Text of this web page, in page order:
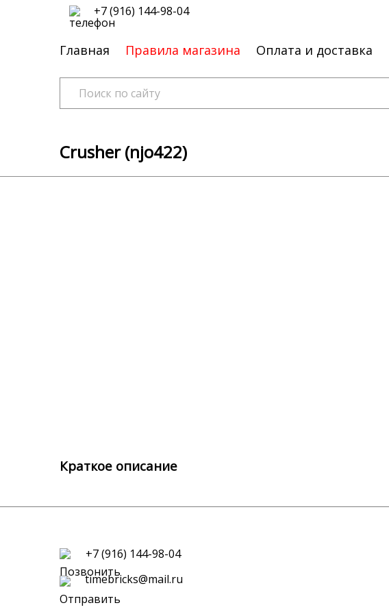
+7 (916) 144-98-04
Главная Правила магазина Оплата и доставка
Crusher (njo422)
Краткое описание
+7 (916) 144-98-04
timebricks@mail.ru